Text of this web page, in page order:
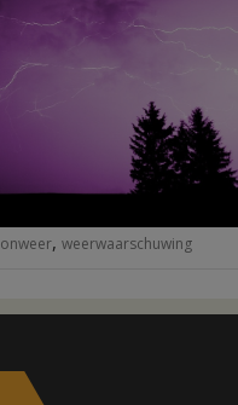
onweer, weerwaarschuwing